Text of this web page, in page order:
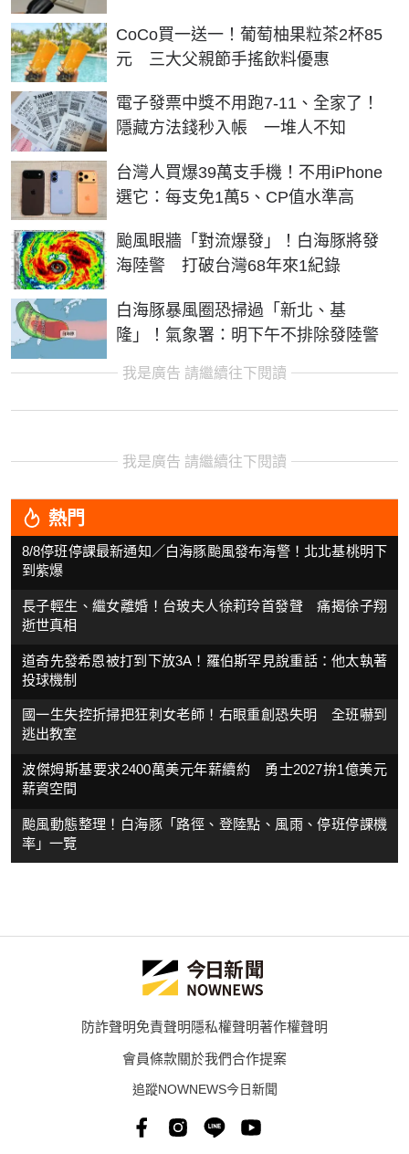
CoCo買一送一！葡萄柚果粒茶2杯85
元 三大父親節手搖飲料優惠
電子發票中獎不用跑7-11、全家了！
隱藏方法錢秒入帳 一堆人不知
台灣人買爆39萬支手機！不用iPhone
選它：每支免1萬5、CP值水準高
颱風眼牆「對流爆發」！白海豚將發
海陸警 打破台灣68年來1紀錄
白海豚暴風圈恐掃過「新北、基
隆」！氣象署：明下午不排除發陸警
我是廣告 請繼續往下閱讀
我是廣告 請繼續往下閱讀
熱門
8/8停班停課最新通知／白海豚颱風發布海警！北北基桃明下
到紫爆
長子輕生、繼女離婚！台玻夫人徐莉玲首發聲 痛揭徐子翔
逝世真相
道奇先發希恩被打到下放3A！羅伯斯罕見說重話：他太執著
投球機制
國一生失控折掃把狂刺女老師！右眼重創恐失明 全班嚇到
逃出教室
波傑姆斯基要求2400萬美元年薪續約 勇士2027拚1億美元
薪資空間
颱風動態整理！白海豚「路徑、登陸點、風雨、停班停課機
率」一覽
防詐聲明免責聲明隱私權聲明著作權聲明
會員條款關於我們合作提案
追蹤NOWNEWS今日新聞